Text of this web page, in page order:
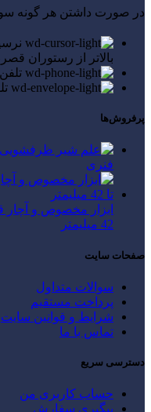
در صورت داشتن هر گونه
بالاتر از رستوران
تلفن
پرفروش‌ها
فنری
42 میلیمتر
صفحات سایت
سوالات متداول
پرداخت مستقیم
شرایط و قوانین سایت
تماس با ما
دسترسی سریع
حساب کاربری من
پیگیری سفارش